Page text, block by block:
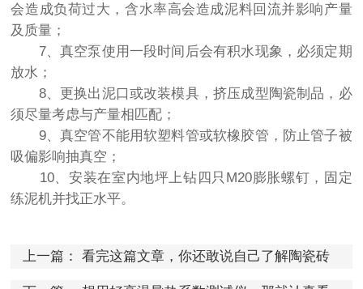
会造成负荷过大，含水率高会造成泥料回流并影响产量
及质量；
7、真空泵使用一段时间后会有积水现象，必须定期
放水；
8、更换出泥口或改装模具，挤压成型陶瓷制品，必
须尽量考虑与产量相匹配；
9、真空管不能用软塑料管或软橡胶管，防止管子被
吸偏影响抽真空；
10、安装在室内地坪上钻四只M20膨胀螺钉，固定
练泥机并找正水平。
上一篇： 看完这篇文章，你还敢说自己了解陶瓷砖